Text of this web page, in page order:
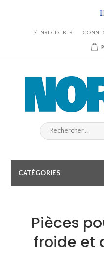
S'ENREGISTRER
CATÉGORIES
Pièces
froide et